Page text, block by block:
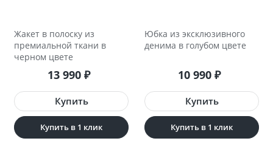
Жакет в полоску из
премиальной ткани в
черном цвете
13 990 ₽
Купить в 1 клик
Юбка из эксклюзивного
денима в голубом цвете
10 990 ₽
Купить в 1 клик